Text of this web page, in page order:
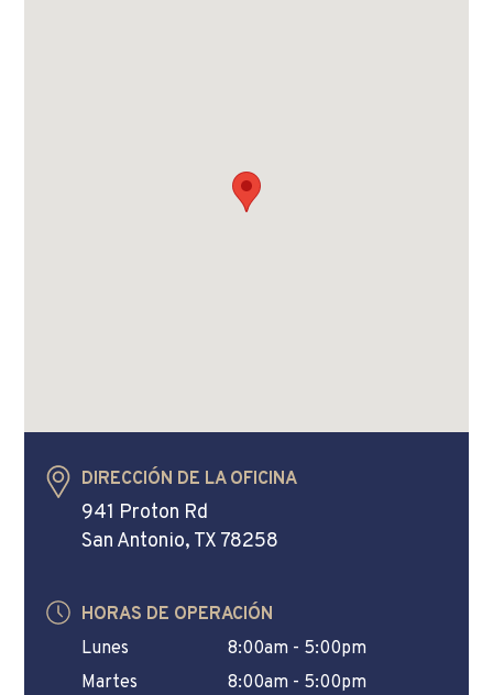
DIRECCIÓN DE LA OFICINA
941 Proton Rd
San Antonio, TX 78258
HORAS DE OPERACIÓN
Lunes
8:00am - 5:00pm
Martes
8:00am - 5:00pm